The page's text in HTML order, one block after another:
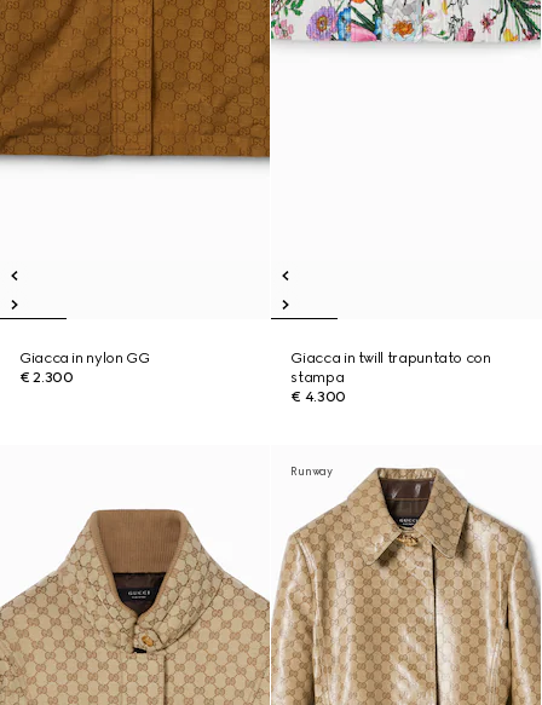
Giacca in nylon GG
€ 2.300
Giacca in twill trapuntato con
stampa
€ 4.300
Runway